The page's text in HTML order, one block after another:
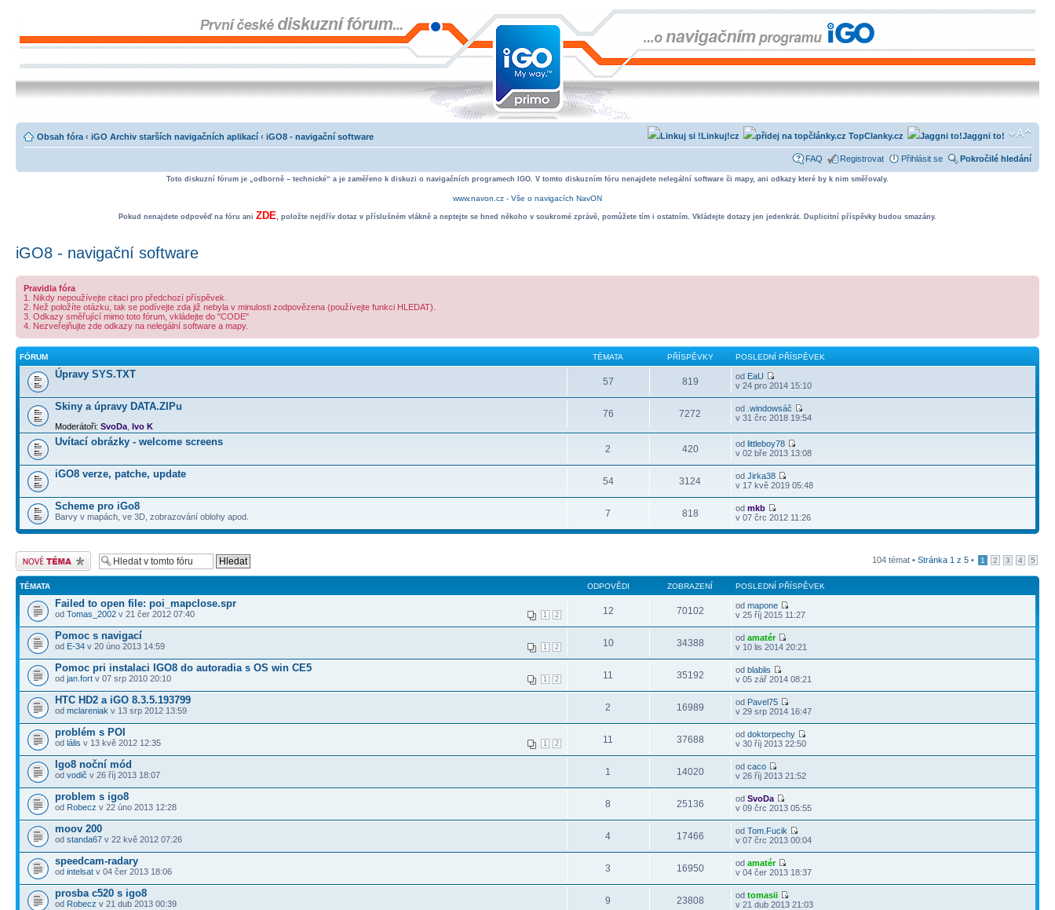
Obsah fóra ‹ iGO Archiv starších navigačních aplikací ‹ iGO8 - navigační software Jaggni to!
TopClanky.cz
Linkuj!cz
FAQ Registrovat Přihlásit se Pokročilé hledání
Toto diskuzní fórum je „odborně – technické“ a je zaměřeno k diskuzi o navigačních programech IGO. V tomto diskuzním fóru nenajdete nelegální software či mapy, ani odkazy které by k nim směřovaly.
www.navon.cz - Vše o navigacích NavON
Pokud nenajdete odpověď na fóru ani ZDE, položte nejdřív dotaz v příslušném vlákně a neptejte se hned někoho v soukromé zprávě, pomůžete tím i ostatním. Vkládejte dotazy jen jedenkrát. Duplicitní příspěvky budou smazány.
iGO8 - navigační software
Pravidla fóra
1. Nikdy nepoužívejte citaci pro předchozí příspěvek.
2. Než položíte otázku, tak se podívejte zda již nebyla v minulosti zodpovězena (používejte funkci HLEDAT).
3. Odkazy směřující mimo toto fórum, vkládejte do "CODE"
4. Nezveřejňujte zde odkazy na nelegální software a mapy.
FÓRUM TÉMATA PŘÍSPĚVKY POSLEDNÍ PŘÍSPĚVEK
Úpravy SYS.TXT
57 819 od EaU
v 24 pro 2014 15:10
Skiny a úpravy DATA.ZIPu
Moderátoři: SvoDa Ivo K
76 7272 od .windowsáč
v 31 črc 2018 19:54
Uvítací obrázky - welcome screens
2 420 odlittleboy78
v 02 bře 2013 13:08
iGO8 verze, patche, update
54 3124 odJirka38
v 17 kvě 2019 05:48
Scheme pro iGo8
Barvy v mapách, ve 3D, zobrazování oblohy apod. 7 818 odmkb
v 07 črc 2012 11:26
Odeslat nové téma 104 témat • Stránka 1 z 5 • 1 2 3 4 5
TÉMATA ODPOVĚDI ZOBRAZENÍ POSLEDNÍ PŘÍSPĚVEK
Failed to open file: poi_mapclose.spr
1 2
od Tomas_2002 v 21 čer 2012 07:40 12 70102 odmapone
v 25 říj 2015 11:27
Pomoc s navigací
1 2
od E-34 v 20 úno 2013 14:59 10 34388 odamatér
v 10 lis 2014 20:21
Pomoc pri instalaci IGO8 do autoradia s OS win CE5
1 2
od jan.fort v 07 srp 2010 20:10 11 35192 odblablis
v 05 zář 2014 08:21
HTC HD2 a iGO 8.3.5.193799
od mclareniak v 13 srp 2012 13:59 2 16989 od Pavel75
v 29 srp 2014 16:47
problém s POI
1 2
od lális v 13 kvě 2012 12:35 11 37688 oddoktorpechy
v 30 říj 2013 22:50
Igo8 noční mód
od vodič v 26 říj 2013 18:07 1 14020 odcaco
v 26 říj 2013 21:52
problem s igo8
od Robecz v 22 úno 2013 12:28 8 25136 odSvoDa
v 09 črc 2013 05:55
moov 200
od standa67 v 22 kvě 2012 07:26 4 17466 odTom.Fucik
v 07 črc 2013 00:04
speedcam-radary
od intelsat v 04 čer 2013 18:06 3 16950 odamatér
v 04 čer 2013 18:37
prosba c520 s igo8
od Robecz v 21 dub 2013 00:39 9 23808 odtomasii
v 21 dub 2013 21:03